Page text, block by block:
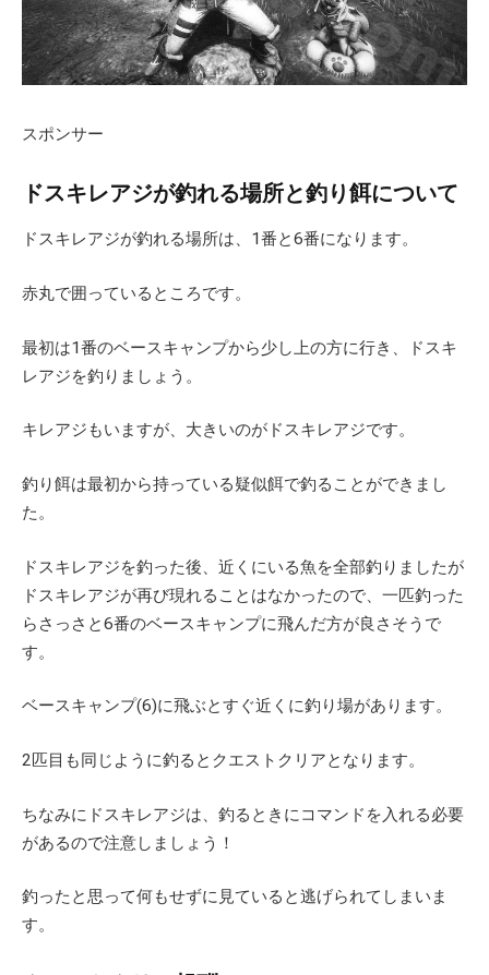
スポンサー
ドスキレアジが釣れる場所と釣り餌について
ドスキレアジが釣れる場所は、1番と6番になります。
赤丸で囲っているところです。
最初は1番のベースキャンプから少し上の方に行き、ドスキ
レアジを釣りましょう。
キレアジもいますが、大きいのがドスキレアジです。
釣り餌は最初から持っている疑似餌で釣ることができまし
た。
ドスキレアジを釣った後、近くにいる魚を全部釣りましたが
ドスキレアジが再び現れることはなかったので、一匹釣った
らさっさと6番のベースキャンプに飛んだ方が良さそうで
す。
ベースキャンプ(6)に飛ぶとすぐ近くに釣り場があります。
2匹目も同じように釣るとクエストクリアとなります。
ちなみにドスキレアジは、釣るときにコマンドを入れる必要
があるので注意しましょう！
釣ったと思って何もせずに見ていると逃げられてしまいま
す。